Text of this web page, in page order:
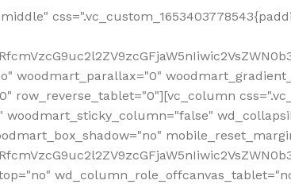
woodmart_parallax="0"
row_reverse_tablet="0"][vc_column
woodmart_sticky_column="false"